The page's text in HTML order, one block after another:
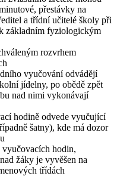
přestávky na
a třídní učitelé školy při
základním fyziologickým
rozvrhem
vyučování odvádějí
jídelny, po obědě zpět
nad nimi vykonávají
hodině odvede vyučující
šatny), kde má dozor
hodin,
žáky je vyvěšen na
třídách